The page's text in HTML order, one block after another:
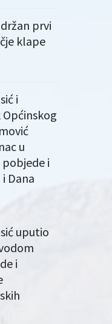
prvi
klape
i
u
i
Dana
uputio
i